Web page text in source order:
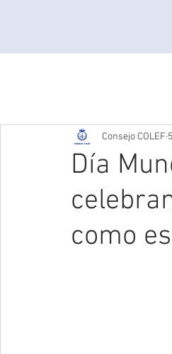
Día
como
Consejo COLEF